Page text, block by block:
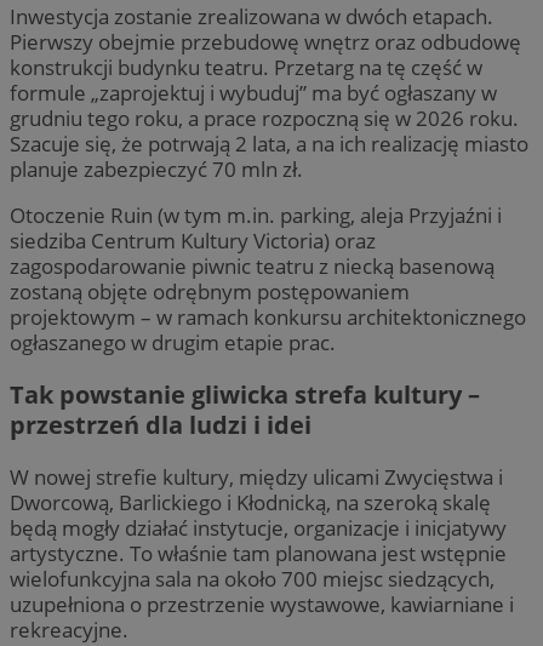
Inwestycja zostanie zrealizowana w dwóch etapach.
Pierwszy obejmie przebudowę wnętrz oraz odbudowę
konstrukcji budynku teatru. Przetarg na tę część w
formule „zaprojektuj i wybuduj” ma być ogłaszany w
grudniu tego roku, a prace rozpoczną się w 2026 roku.
Szacuje się, że potrwają 2 lata, a na ich realizację miasto
planuje zabezpieczyć 70 mln zł.
Otoczenie Ruin (w tym m.in. parking, aleja Przyjaźni i
siedziba Centrum Kultury Victoria) oraz
zagospodarowanie piwnic teatru z niecką basenową
zostaną objęte odrębnym postępowaniem
projektowym – w ramach konkursu architektonicznego
ogłaszanego w drugim etapie prac.
Tak powstanie gliwicka strefa kultury –
przestrzeń dla ludzi i idei
W nowej strefie kultury, między ulicami Zwycięstwa i
Dworcową, Barlickiego i Kłodnicką, na szeroką skalę
będą mogły działać instytucje, organizacje i inicjatywy
artystyczne. To właśnie tam planowana jest wstępnie
wielofunkcyjna sala na około 700 miejsc siedzących,
uzupełniona o przestrzenie wystawowe, kawiarniane i
rekreacyjne.